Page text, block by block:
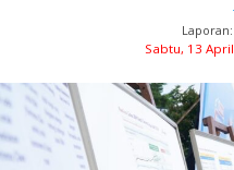
Laporan:
Sabtu, 13